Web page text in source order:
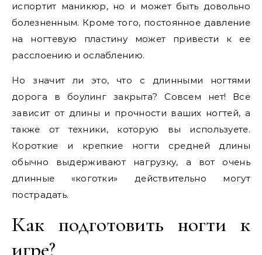
испортит маникюр, но и может быть довольно
болезненным. Кроме того, постоянное давление
на ногтевую пластину может привести к ее
расслоению и ослаблению.
Но значит ли это, что с длинными ногтями
дорога в боулинг закрыта? Совсем нет! Все
зависит от длины и прочности ваших ногтей, а
также от техники, которую вы используете.
Короткие и крепкие ногти средней длины
обычно выдерживают нагрузку, а вот очень
длинные «коготки» действительно могут
пострадать.
Как подготовить ногти к
игре?